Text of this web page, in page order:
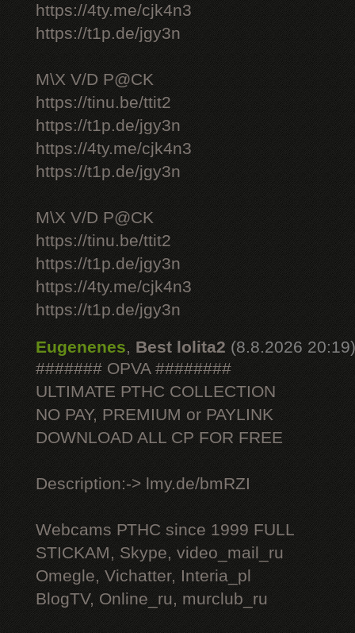
https://4ty.me/cjk4n3
https://t1p.de/jgy3n
M\X V/D P@CK
https://tinu.be/ttit2
https://t1p.de/jgy3n
https://4ty.me/cjk4n3
https://t1p.de/jgy3n
M\X V/D P@CK
https://tinu.be/ttit2
https://t1p.de/jgy3n
https://4ty.me/cjk4n3
https://t1p.de/jgy3n
Eugenenes, Best lolita2 (8.8.2026 20:19)
####### OPVA ########
ULTIMATE РТНС COLLECTION
NO PAY, PREMIUM or PAYLINK
DOWNLOAD ALL СР FOR FREE
Description:-> lmy.de/bmRZI
Webcams РТНС since 1999 FULL
STICKAM, Skype, video_mail_ru
Omegle, Vichatter, Interia_pl
BlogTV, Online_ru, murclub_ru